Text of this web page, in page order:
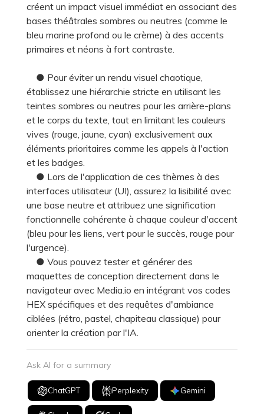
créent un impact visuel immédiat en associant des
bases théâtrales sombres ou neutres (comme le
bleu marine profond ou le crème) à des accents
primaires et néons à fort contraste.
● Pour éviter un rendu visuel chaotique,
établissez une hiérarchie stricte en utilisant les
teintes sombres ou neutres pour les arrière-plans
et le corps du texte, tout en limitant les couleurs
vives (rouge, jaune, cyan) exclusivement aux
éléments prioritaires comme les appels à l'action
et les badges.
● Lors de l'application de ces thèmes à des
interfaces utilisateur (UI), assurez la lisibilité avec
une base neutre et attribuez une signification
fonctionnelle cohérente à chaque couleur d'accent
(bleu pour les liens, vert pour le succès, rouge pour
l'urgence).
● Vous pouvez tester et générer des
maquettes de conception directement dans le
navigateur avec Media.io en intégrant vos codes
HEX spécifiques et des requêtes d'ambiance
ciblées (rétro, pastel, chapiteau classique) pour
orienter la création par l'IA.
Ask AI for a summary
ChatGPT Perplexity Gemini